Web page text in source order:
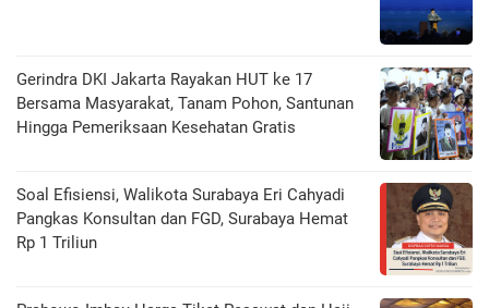
Gerindra DKI Jakarta Rayakan HUT ke 17
Bersama Masyarakat, Tanam Pohon, Santunan
Hingga Pemeriksaan Kesehatan Gratis
Soal Efisiensi, Walikota Surabaya Eri Cahyadi
Pangkas Konsultan dan FGD, Surabaya Hemat
Rp 1 Triliun